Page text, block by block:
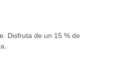
Disfruta de un 15 % de